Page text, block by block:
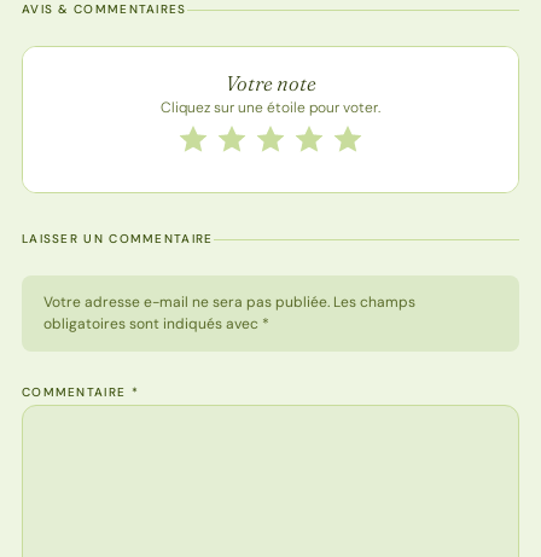
AVIS & COMMENTAIRES
Note de la recette
Votre note
Cliquez sur une étoile pour voter.
Notez cette recette de 1 à 5 étoiles
5 étoiles
4 étoiles
3 étoiles
2 étoiles
1 étoile
LAISSER UN COMMENTAIRE
Votre adresse e-mail ne sera pas publiée. Les champs
obligatoires sont indiqués avec *
COMMENTAIRE *